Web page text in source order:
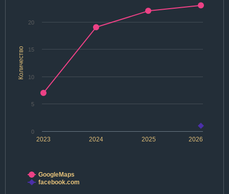
Количество
2024 2026
2023 2025
0
5
10
15
20
GoogleMaps
facebook.com